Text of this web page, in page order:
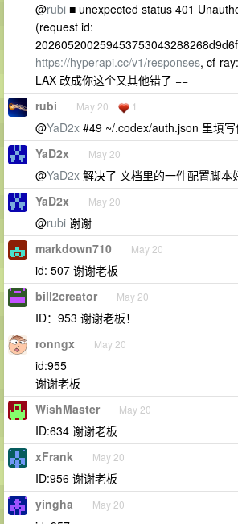
@rubi ■ unexpected status 401
(request id:
https://hyperapi.cc/v1/responses, cf-
LAX 改成你这个又其他错了 ==
rubi May 20 1
@YaD2x #49 ~/.codex/auth.json 里填写
YaD2x May 20
@YaD2x 解决了 文档里的一件配置脚本
YaD2x May 20
@rubi 谢谢
markdown710 May 20
id: 507 谢谢老板
bill2creator May 20
ID：953 谢谢老板！
ronngx May 20
id:955
谢谢老板
WishMaster May 20
ID:634 谢谢老板
xFrank May 20
ID:956 谢谢老板
yingha May 20